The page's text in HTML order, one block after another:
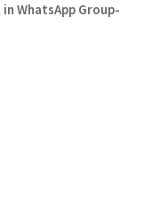
in WhatsApp Group-